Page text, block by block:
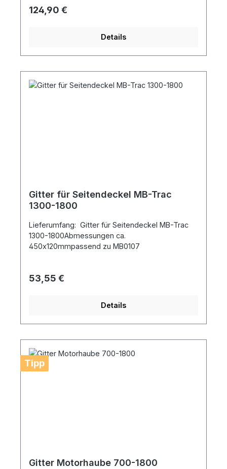
Regulärer Preis:
124,90 €
Details
Gitter für Seitendeckel MB-Trac
1300-1800
Lieferumfang: Gitter für Seitendeckel MB-Trac
1300-1800Abmessungen ca.
450x120mmpassend zu MB0107
Regulärer Preis:
53,55 €
Details
Tipp
Gitter Motorhaube 700-1800